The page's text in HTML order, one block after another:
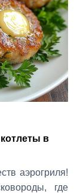
в
аэрогриля!
где